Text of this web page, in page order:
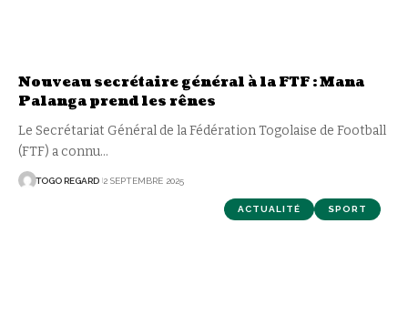
Nouveau secrétaire général à la FTF : Mana
Palanga prend les rênes
Le Secrétariat Général de la Fédération Togolaise de Football
(FTF) a connu…
TOGO REGARD 2 SEPTEMBRE 2025
ACTUALITÉ SPORT